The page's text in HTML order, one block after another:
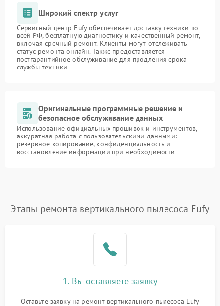
Широкий спектр услуг
Сервисный центр Eufy обеспечивает доставку техники по
всей РФ, бесплатную диагностику и качественный ремонт,
включая срочный ремонт. Клиенты могут отслеживать
статус ремонта онлайн. Также предоставляется
постгарантийное обслуживание для продления срока
службы техники
Оригинальные программные решение и
безопасное обслуживание данных
Использование официальных прошивок и инструментов,
аккуратная работа с пользовательскими данными:
резервное копирование, конфиденциальность и
восстановление информации при необходимости
Этапы ремонта вертикального пылесоса Eufy
1. Вы оставляете заявку
Оставьте заявку на ремонт вертикального пылесоса Eufy